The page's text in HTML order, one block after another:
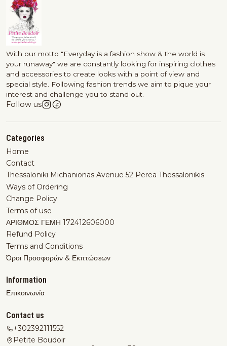
With our motto "Everyday is a fashion show & the world is
your runaway" we are constantly looking for inspiring clothes
and accessories to create looks with a point of view and
special style. Following fashion trends we aim to pique your
interest and challenge you to stand out.
Follow us
Categories
Home
Contact
Thessaloniki Michanionas Avenue 52 Perea Thessalonikis
Ways of Ordering
Change Policy
Terms of use
ΑΡΙΘΜΟΣ ΓΕΜΗ 172412606000
Refund Policy
Terms and Conditions
Όροι Προσφορών & Εκπτώσεων
Information
Επικοινωνία
Contact us
+302392111552
Petite Boudoir